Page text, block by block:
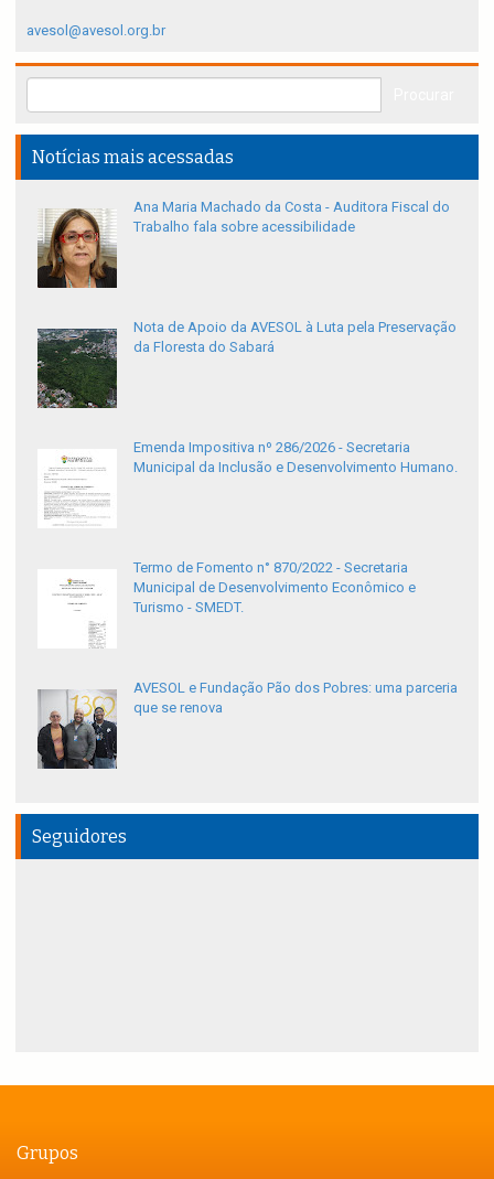
avesol@avesol.org.br
Notícias mais acessadas
Ana Maria Machado da Costa - Auditora Fiscal do
Trabalho fala sobre acessibilidade
Nota de Apoio da AVESOL à Luta pela Preservação
da Floresta do Sabará
Emenda Impositiva nº 286/2026 - Secretaria
Municipal da Inclusão e Desenvolvimento Humano.
Termo de Fomento n° 870/2022 - Secretaria
Municipal de Desenvolvimento Econômico e
Turismo - SMEDT.
AVESOL e Fundação Pão dos Pobres: uma parceria
que se renova
Seguidores
Grupos